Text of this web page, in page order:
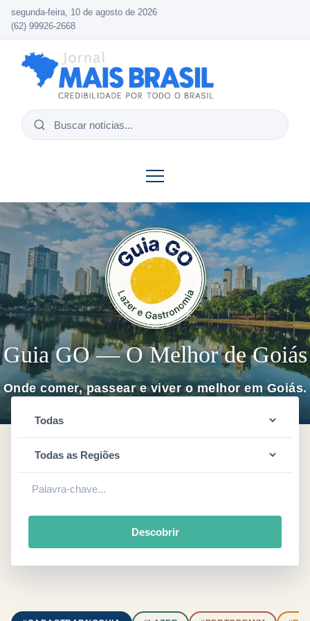
segunda-feira, 10 de agosto de 2026
(62) 99926-2668
Buscar
Guia GO — O Melhor de Goiás
Onde comer, passear e viver o melhor em Goiás.
Descobrir